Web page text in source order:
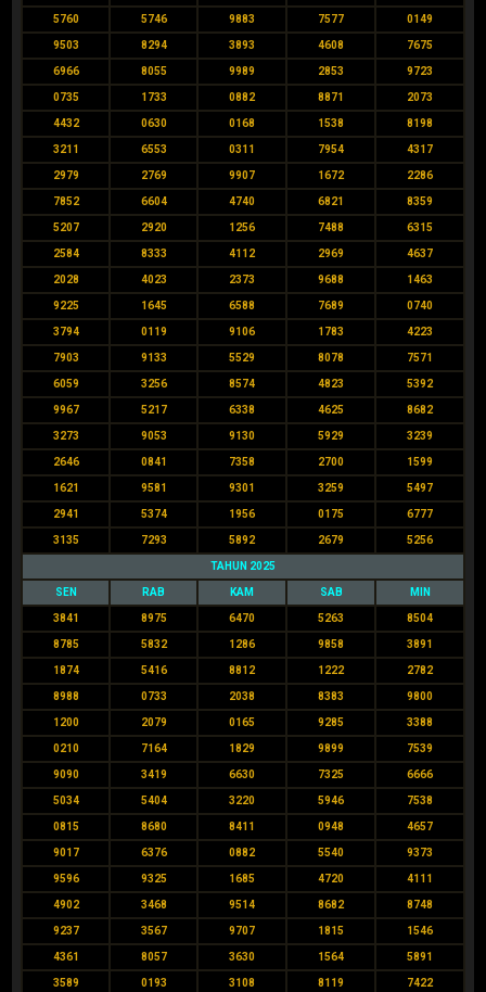
5760 5746 9883 7577 0149
9503 8294 3893 4608 7675
6966 8055 9989 2853 9723
0735 1733 0882 8871 2073
4432 0630 0168 1538 8198
3211 6553 0311 7954 4317
2979 2769 9907 1672 2286
7852 6604 4740 6821 8359
5207 2920 1256 7488 6315
2584 8333 4112 2969 4637
2028 4023 2373 9688 1463
9225 1645 6588 7689 0740
3794 0119 9106 1783 4223
7903 9133 5529 8078 7571
6059 3256 8574 4823 5392
9967 5217 6338 4625 8682
3273 9053 9130 5929 3239
2646 0841 7358 2700 1599
1621 9581 9301 3259 5497
2941 5374 1956 0175 6777
3135 7293 5892 2679 5256
TAHUN 2025
SEN RAB KAM SAB MIN
3841 8975 6470 5263 8504
8785 5832 1286 9858 3891
1874 5416 8812 1222 2782
8988 0733 2038 8383 9800
1200 2079 0165 9285 3388
0210 7164 1829 9899 7539
9090 3419 6630 7325 6666
5034 5404 3220 5946 7538
0815 8680 8411 0948 4657
9017 6376 0882 5540 9373
9596 9325 1685 4720 4111
4902 3468 9514 8682 8748
9237 3567 9707 1815 1546
4361 8057 3630 1564 5891
3589 0193 3108 8119 7422